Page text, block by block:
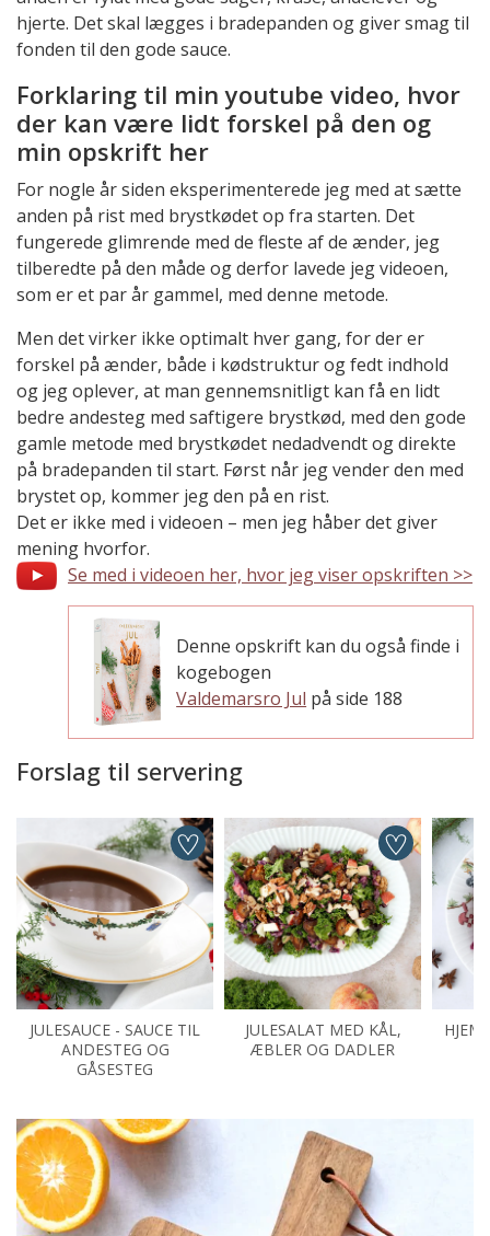
hjerte. Det skal lægges i bradepanden og giver smag til
fonden til den gode sauce.
Forklaring til min youtube video, hvor
der kan være lidt forskel på den og
min opskrift her
For nogle år siden eksperimenterede jeg med at sætte
anden på rist med brystkødet op fra starten. Det
fungerede glimrende med de fleste af de ænder, jeg
tilberedte på den måde og derfor lavede jeg videoen,
som er et par år gammel, med denne metode.
Men det virker ikke optimalt hver gang, for der er
forskel på ænder, både i kødstruktur og fedt indhold
og jeg oplever, at man gennemsnitligt kan få en lidt
bedre andesteg med saftigere brystkød, med den gode
gamle metode med brystkødet nedadvendt og direkte
på bradepanden til start. Først når jeg vender den med
brystet op, kommer jeg den på en rist.
Det er ikke med i videoen – men jeg håber det giver
mening hvorfor.
Se med i videoen her, hvor jeg viser opskriften >>
Denne opskrift kan du også finde i
kogebogen
Valdemarsro Jul på side 188
Forslag til servering
JULESAUCE - SAUCE TIL
ANDESTEG OG
GÅSESTEG
JULESALAT MED KÅL,
ÆBLER OG DADLER